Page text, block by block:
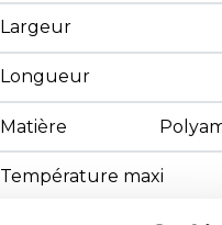
Largeur
Longueur
Matière
Température maxi